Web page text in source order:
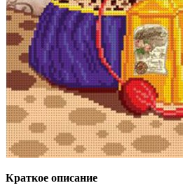
Краткое описание